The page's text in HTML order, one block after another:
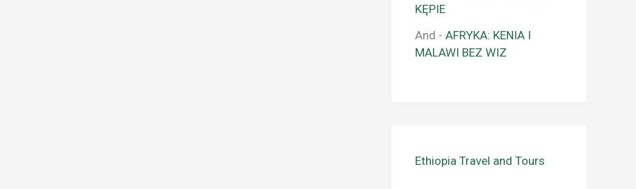
KĘPIE
And - AFRYKA: KENIA I
MALAWI BEZ WIZ
Ethiopia Travel and Tours